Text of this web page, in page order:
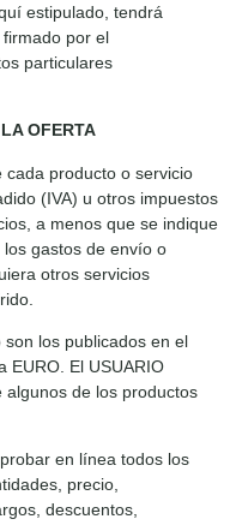
estipulado, tendrá
por el
particulares
OFERTA
cada producto o servicio
(IVA) u otros impuestos
a menos que se indique
gastos de envío o
otros servicios
los publicados en el
EURO. El USUARIO
de los productos
en línea todos los
precio,
descuentos,